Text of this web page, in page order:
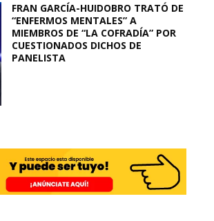
FRAN GARCÍA-HUIDOBRO TRATÓ DE
“ENFERMOS MENTALES” A
MIEMBROS DE “LA COFRADÍA” POR
CUESTIONADOS DICHOS DE
PANELISTA